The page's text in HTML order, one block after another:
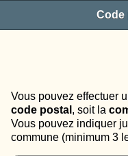
Code
Vous pouvez effectuer
code postal , soit la
Vous pouvez indiquer
commune (minimum 3